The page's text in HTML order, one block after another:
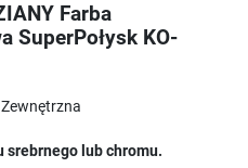
Farba
SuperPołysk KO-
srebrnego lub chromu.